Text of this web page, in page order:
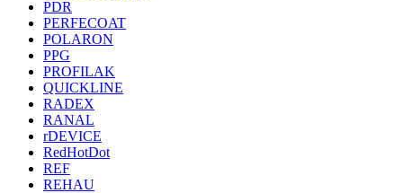
PDR
PERFECOAT
POLARON
PPG
PROFILAK
QUICKLINE
RADEX
RANAL
rDEVICE
RedHotDot
REF
REHAU